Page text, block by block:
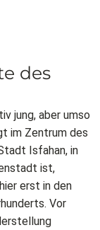
des
jung, aber umso
im Zentrum des
Isfahan, in
ist,
erst in den
Vor